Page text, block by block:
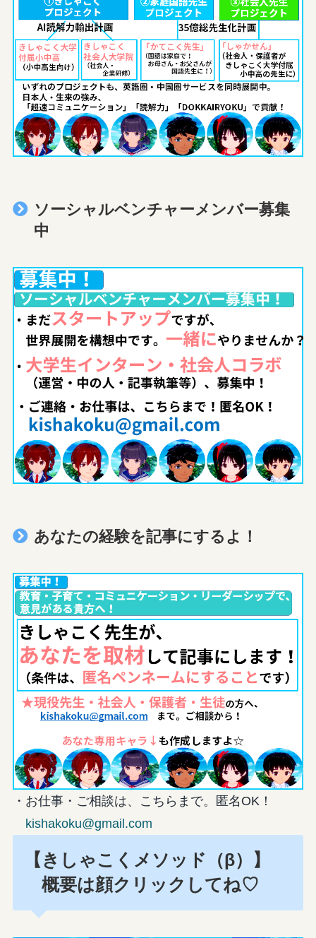
ソーシャルベンチャーメンバー募集
中
あなたの経験を記事にするよ！
・お仕事・ご相談は、こちらまで。匿名OK！
kishakoku@gmail.com
【きしゃこくメソッド（β）】
概要は顔クリックしてね♡